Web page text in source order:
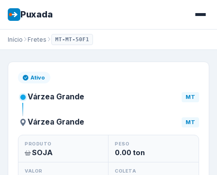
Puxada
Início Fretes MT-MT-50F1
Frete de
Ativo
Várzea Grande MT
Várzea Grande MT
PRODUTO
SOJA
PESO
0.00ton
VALOR COLETA